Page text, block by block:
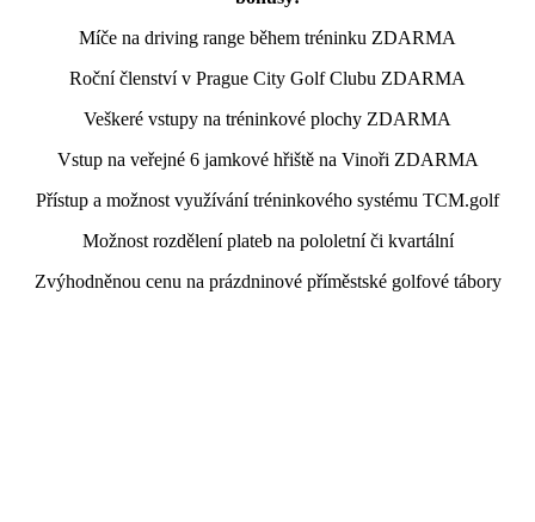
Míče na driving range během tréninku ZDARMA
Roční členství v Prague City Golf Clubu ZDARMA
Veškeré vstupy na tréninkové plochy ZDARMA
Vstup na veřejné 6 jamkové hřiště na Vinoři ZDARMA
Přístup a možnost využívání tréninkového systému TCM.golf
Možnost rozdělení plateb na pololetní či kvartální
Zvýhodněnou cenu na prázdninové příměstské golfové tábory